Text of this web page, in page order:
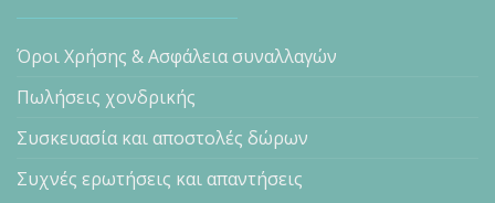
Όροι Χρήσης & Ασφάλεια συναλλαγών
Πωλήσεις χονδρικής
Συσκευασία και αποστολές δώρων
Συχνές ερωτήσεις και απαντήσεις